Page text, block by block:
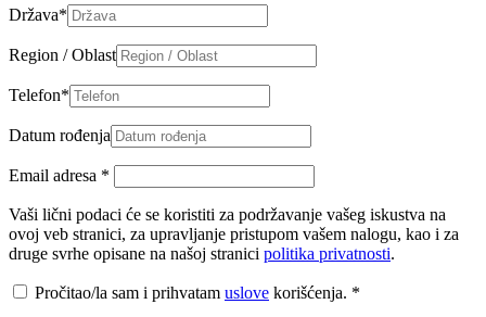
Država*
Region / Oblast
Telefon*
Datum rođenja
Email adresa *
Vaši lični podaci će se koristiti za podržavanje vašeg iskustva na
ovoj veb stranici, za upravljanje pristupom vašem nalogu, kao i za
druge svrhe opisane na našoj stranici politika privatnosti.
Pročitao/la sam i prihvatam uslove korišćenja. *